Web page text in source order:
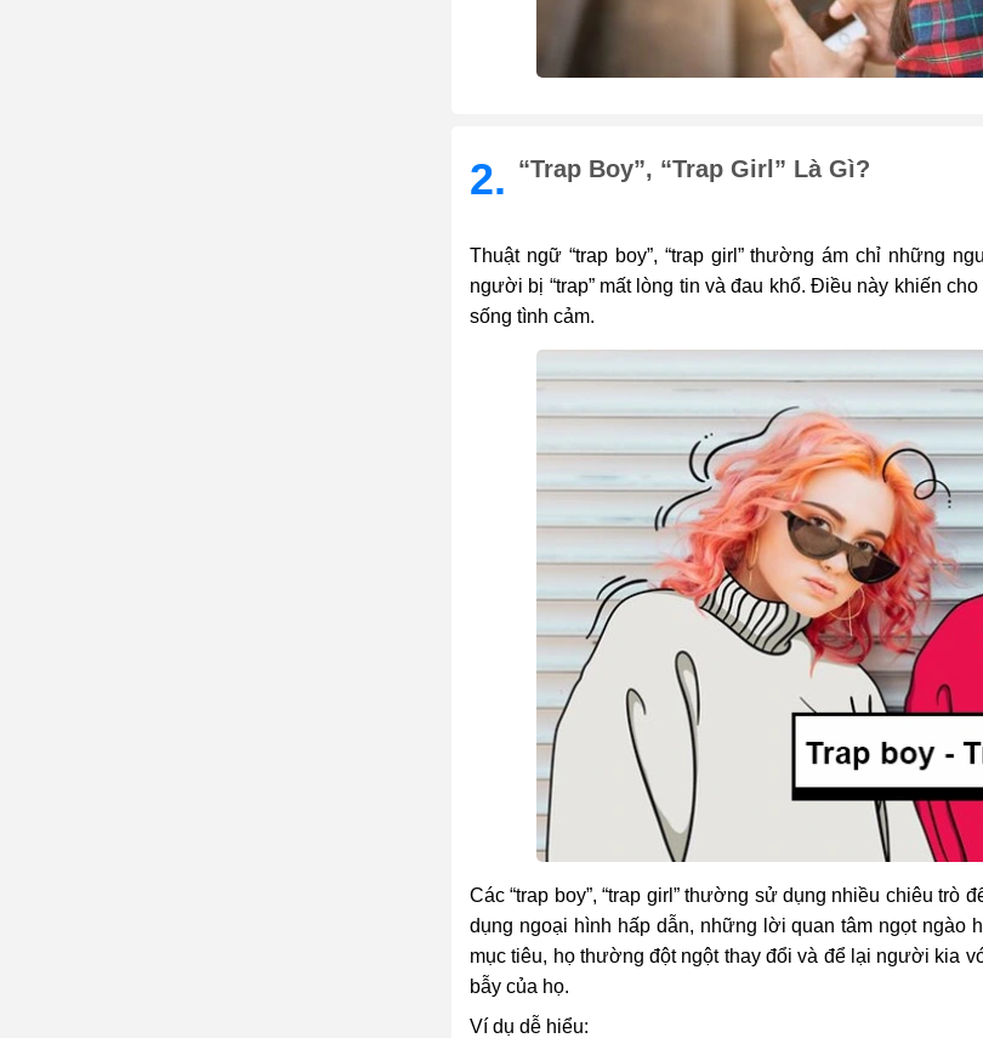
2. “Trap Boy”, “trap Girl” Là Gì?
Thuật ngữ “trap boy”, “trap girl” thường ám chỉ những
người bị “trap” mất lòng tin và đau khổ. Điều này khiến
sống tình cảm.
Các “trap boy”, “trap girl” thường sử dụng nhiều chiêu
dụng ngoại hình hấp dẫn, những lời quan tâm ngọt ngào
mục tiêu, họ thường đột ngột thay đổi và để lại người kia
bẫy của họ.
Ví dụ dễ hiểu: